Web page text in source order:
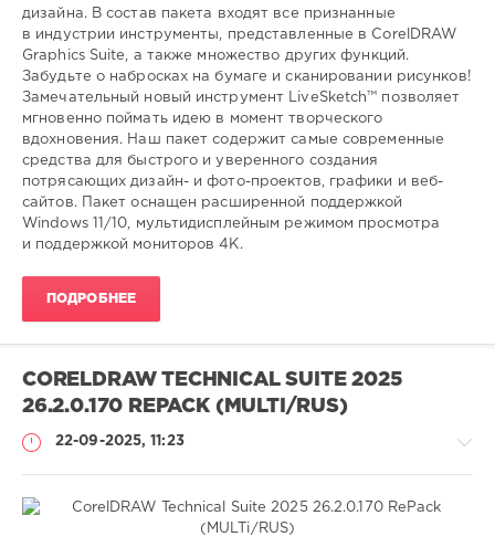
SamDel
129
0
редактор,
графического
дизайна
дизайна. В состав пакета входят все признанные
в индустрии инструменты, представленные в CorelDRAW
Graphics Suite, а также множество других функций.
Забудьте о набросках на бумаге и сканировании рисунков!
Замечательный новый инструмент LiveSketch™ позволяет
мгновенно поймать идею в момент творческого
вдохновения. Наш пакет содержит самые современные
средства для быстрого и уверенного создания
потрясающих дизайн- и фото-проектов, графики и веб-
сайтов. Пакет оснащен расширенной поддержкой
Windows 11/10, мультидисплейным режимом просмотра
и поддержкой мониторов 4K.
ПОДРОБНЕЕ
CORELDRAW TECHNICAL SUITE 2025
26.2.0.170 REPACK (MULTI/RUS)
22-09-2025, 11:23